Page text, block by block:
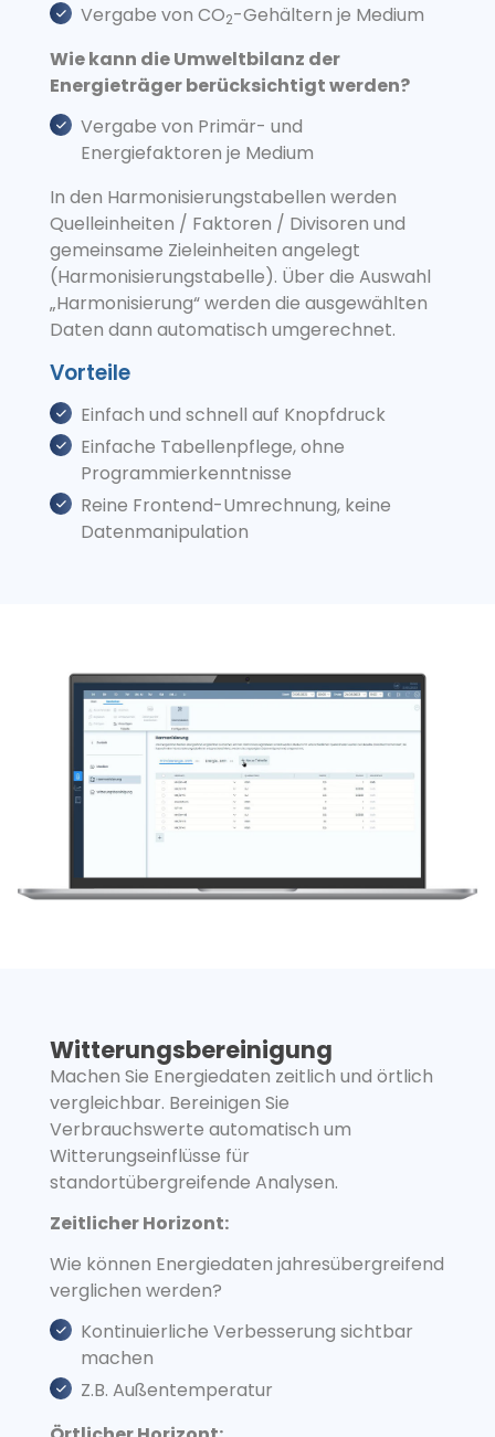
Vergabe von CO2-Gehältern je Medium
Wie kann die Umweltbilanz der
Energieträger berücksichtigt werden?
Vergabe von Primär- und
Energiefaktoren je Medium
In den Harmonisierungstabellen werden
Quelleinheiten / Faktoren / Divisoren und
gemeinsame Zieleinheiten angelegt
(Harmonisierungstabelle). Über die Auswahl
„Harmonisierung“ werden die ausgewählten
Daten dann automatisch umgerechnet.
Vorteile
Einfach und schnell auf Knopfdruck
Einfache Tabellenpflege, ohne
Programmierkenntnisse
Reine Frontend-Umrechnung, keine
Datenmanipulation
Witterungsbereinigung
Machen Sie Energiedaten zeitlich und örtlich
vergleichbar. Bereinigen Sie
Verbrauchswerte automatisch um
Witterungseinflüsse für
standortübergreifende Analysen.
Zeitlicher Horizont:
Wie können Energiedaten jahresübergreifend
verglichen werden?
Kontinuierliche Verbesserung sichtbar
machen
Z.B. Außentemperatur